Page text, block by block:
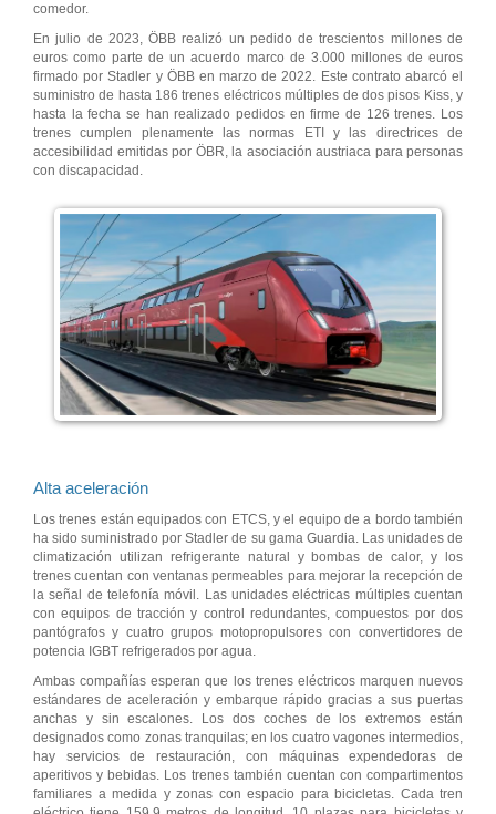
comedor.
En julio de 2023, ÖBB realizó un pedido de trescientos millones de
euros como parte de un acuerdo marco de 3.000 millones de euros
firmado por Stadler y ÖBB en marzo de 2022. Este contrato abarcó el
suministro de hasta 186 trenes eléctricos múltiples de dos pisos Kiss, y
hasta la fecha se han realizado pedidos en firme de 126 trenes. Los
trenes cumplen plenamente las normas ETI y las directrices de
accesibilidad emitidas por ÖBR, la asociación austriaca para personas
con discapacidad.
Alta aceleración
Los trenes están equipados con ETCS, y el equipo de a bordo también
ha sido suministrado por Stadler de su gama Guardia. Las unidades de
climatización utilizan refrigerante natural y bombas de calor, y los
trenes cuentan con ventanas permeables para mejorar la recepción de
la señal de telefonía móvil. Las unidades eléctricas múltiples cuentan
con equipos de tracción y control redundantes, compuestos por dos
pantógrafos y cuatro grupos motopropulsores con convertidores de
potencia IGBT refrigerados por agua.
Ambas compañías esperan que los trenes eléctricos marquen nuevos
estándares de aceleración y embarque rápido gracias a sus puertas
anchas y sin escalones. Los dos coches de los extremos están
designados como zonas tranquilas; en los cuatro vagones intermedios,
hay servicios de restauración, con máquinas expendedoras de
aperitivos y bebidas. Los trenes también cuentan con compartimentos
familiares a medida y zonas con espacio para bicicletas. Cada tren